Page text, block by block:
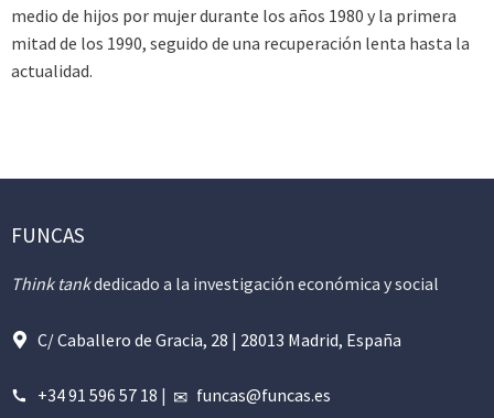
medio de hijos por mujer durante los años 1980 y la primera
mitad de los 1990, seguido de una recuperación lenta hasta la
actualidad.
FUNCAS
Think tankdedicado a la investigación económica y social
C/ Caballero de Gracia, 28 | 28013 Madrid, España
+34 91 596 57 18 | funcas@funcas.es